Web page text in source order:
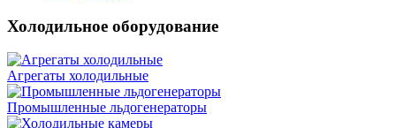
Холодильное оборудование
Агрегаты холодильные
Промышленные льдогенераторы